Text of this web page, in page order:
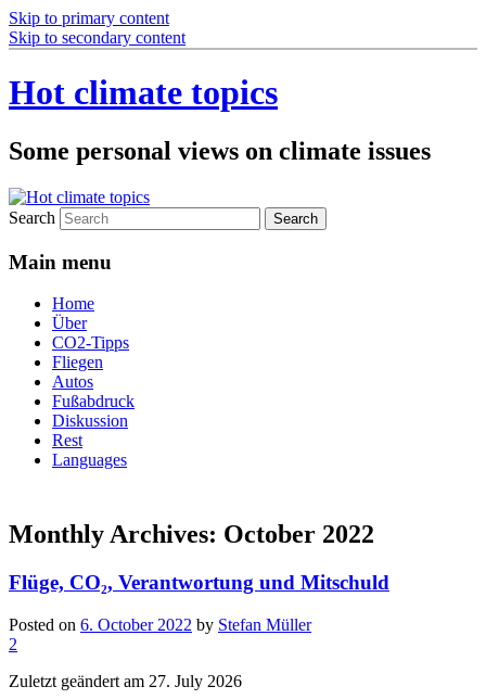
Skip to primary content
Skip to secondary content
Hot climate topics
Some personal views on climate issues
Search
Main menu
Home
Über
CO2-Tipps
Fliegen
Autos
Fußabdruck
Diskussion
Rest
Languages
Monthly Archives: October 2022
Flüge, CO₂, Verantwortung und Mitschuld
Posted on 6. October 2022 by Stefan Müller
2
Zuletzt geändert am 27. July 2026